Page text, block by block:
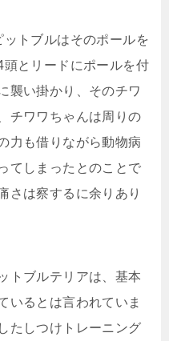
トブルはそのポールを
とリードにポールを付
襲い掛かり、そのチワ
チワワちゃんは周りの
力も借りながら動物病
てしまったとのことで
さは察するに余りあり
トブルテリアは、基本
いるとは言われていま
たしつけトレーニング